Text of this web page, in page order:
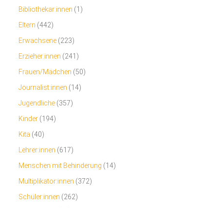
Bibliothekar:innen (1)
Eltern (442)
Erwachsene (223)
Erzieher:innen (241)
Frauen/Mädchen (50)
Journalist:innen (14)
Jugendliche (357)
Kinder (194)
Kita (40)
Lehrer:innen (617)
Menschen mit Behinderung (14)
Multiplikator:innen (372)
Schüler:innen (262)